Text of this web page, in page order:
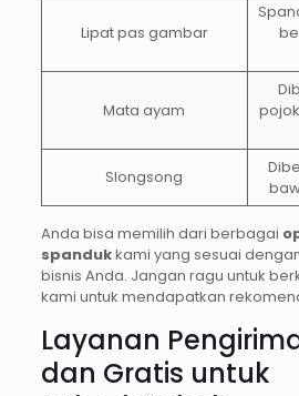
Lipat pas gambar
Mata ayam
Slongsong
Anda bisa memilih dari berbagai
spandukkami yang sesuai
bisnis Anda. Jangan ragu untuk
kami untuk mendapatkan
Layanan
dan Gratis untuk